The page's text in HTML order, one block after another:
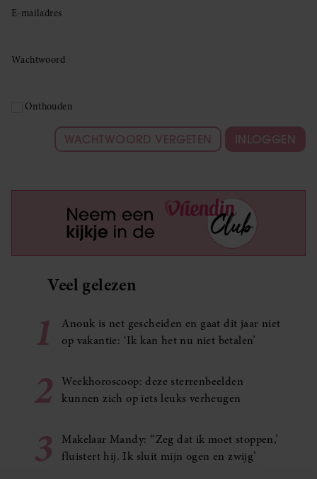
E-mailadres
Wachtwoord
Onthouden
WACHTWOORD VERGETEN INLOGGEN
Veel gelezen
1
Anouk is net gescheiden en gaat dit jaar niet
op vakantie: ‘Ik kan het nu niet betalen’
2
Weekhoroscoop: deze sterrenbeelden
kunnen zich op iets leuks verheugen
3
Makelaar Mandy: ‘‘Zeg dat ik moet stoppen,’
fluistert hij. Ik sluit mijn ogen en zwijg’